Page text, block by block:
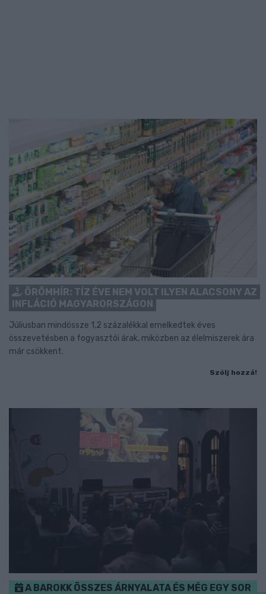
ÖRÖMHÍR: TÍZ ÉVE NEM VOLT ILYEN ALACSONY AZ
INFLÁCIÓ MAGYARORSZÁGON
Júliusban mindössze 1,2 százalékkal emelkedtek éves
összevetésben a fogyasztói árak, miközben az élelmiszerek ára
már csökkent.
Szólj hozzá!
A BAROKK ÖSSZES ÁRNYALATA ÉS MÉG EGY SOR